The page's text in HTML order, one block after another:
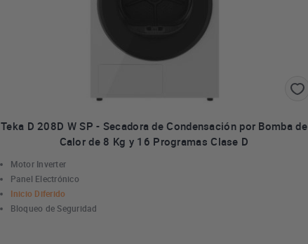
Teka D 208D W SP - Secadora de Condensación por Bomba de
Calor de 8 Kg y 16 Programas Clase D
Motor Inverter
Panel Electrónico
Inicio Diferido
Bloqueo de Seguridad